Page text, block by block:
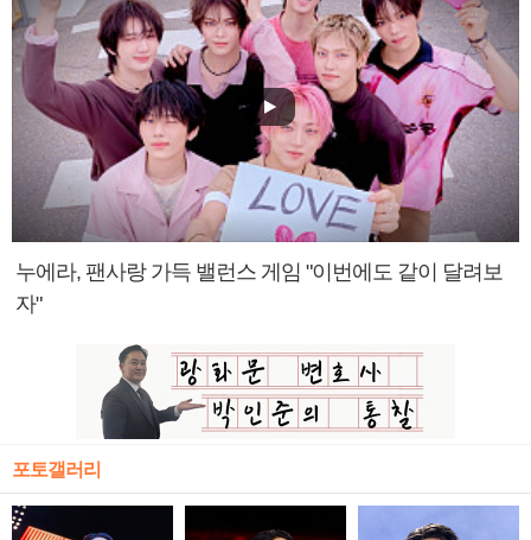
누에라, 팬사랑 가득 밸런스 게임 "이번에도 같이 달려보
자"
포토갤러리